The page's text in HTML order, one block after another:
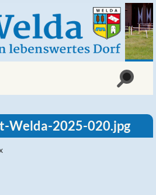
Welda-2025-020.jpg